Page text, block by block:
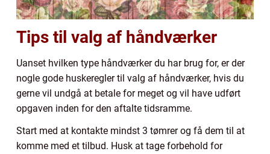
Tips til valg af håndværker
Uanset hvilken type håndværker du har brug for, er der
nogle gode huskeregler til valg af håndværker, hvis du
gerne vil undgå at betale for meget og vil have udført
opgaven inden for den aftalte tidsramme.
Start med at kontakte mindst 3 tømrer og få dem til at
komme med et tilbud. Husk at tage forbehold for